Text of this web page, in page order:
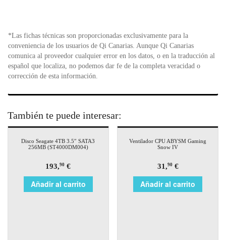
*Las fichas técnicas son proporcionadas exclusivamente para la
conveniencia de los usuarios de Qi Canarias. Aunque Qi Canarias
comunica al proveedor cualquier error en los datos, o en la traducción al
español que localiza, no podemos dar fe de la completa veracidad o
corrección de esta información.
También te puede interesar:
Disco Seagate 4TB 3.5″ SATA3
256MB (ST4000DM004)
193,90 €
Añadir al carrito
Ventilador CPU ABYSM Gaming
Snow IV
31,90€
Añadir al carrito